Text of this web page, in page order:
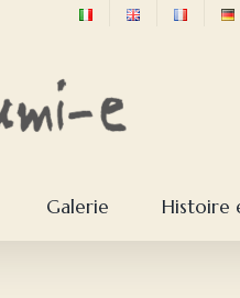
Galerie Histoire